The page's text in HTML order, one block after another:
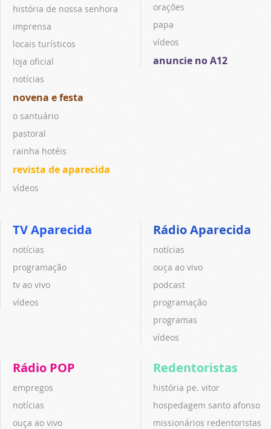
história de nossa senhora
imprensa
locais turísticos
loja oficial
notícias
novena e festa
o santuário
pastoral
rainha hotéis
revista de aparecida
vídeos
orações
papa
vídeos
anuncie no A12
TV Aparecida
notícias
programação
tv ao vivo
vídeos
Rádio Aparecida
notícias
ouça ao vivo
podcast
programação
programas
vídeos
Rádio POP
empregos
notícias
ouça ao vivo
Redentoristas
história pe. vitor
hospedagem santo afonso
missionários redentoristas